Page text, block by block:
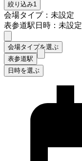
絞り込み1
会場タイプ：未設定
表参道駅日時：未設定
会場タイプを選ぶ
表参道駅
日時を選ぶ